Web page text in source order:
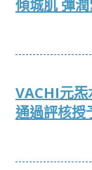
傾城肌 彈
VACHI元炁
通過評核授